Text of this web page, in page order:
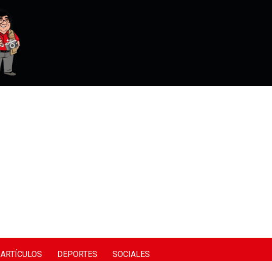
ARTÍCULOS DEPORTES SOCIALES